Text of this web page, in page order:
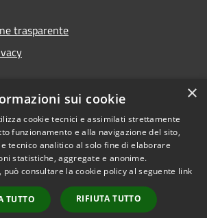
trasparente
accessibilità
Copyright © 2026 • Comune di
Alcamo • Powered by
Municipium•
Accesso
×
sui cookie
cookie tecnici e assimilati strettamente
funzionamento e alla navigazione del sito,
tecnico analitico al solo fine di elaborare
statistiche, aggregate e anonime.
consultare la cookie policy al seguente link
TUTTO RIFIUTA TUTTO